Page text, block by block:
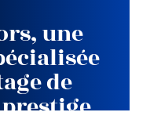
une
de